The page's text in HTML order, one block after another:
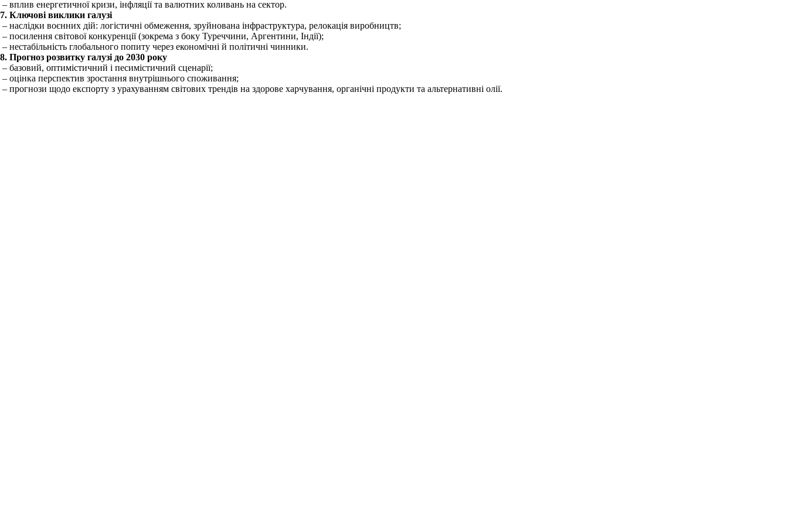
– вплив енергетичної кризи, інфляції та валютних коливань на сектор.
7. Ключові виклики галузі
– наслідки воєнних дій: логістичні обмеження, зруйнована інфраструктура, релокація виробництв;
– посилення світової конкуренції (зокрема з боку Туреччини, Аргентини, Індії);
– нестабільність глобального попиту через економічні й політичні чинники.
8. Прогноз розвитку галузі до 2030 року
– базовий, оптимістичний і песимістичний сценарії;
– оцінка перспектив зростання внутрішнього споживання;
– прогнози щодо експорту з урахуванням світових трендів на здорове харчування, органічні продукти та альтернативні олії.